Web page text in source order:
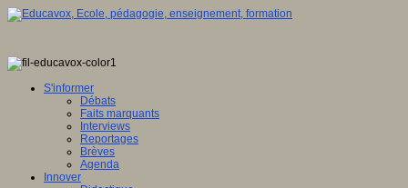
S'informer
Débats
Faits marquants
Interviews
Reportages
Brèves
Agenda
Innover